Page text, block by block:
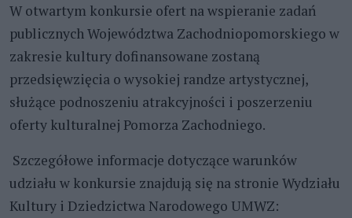
W otwartym konkursie ofert na wspieranie zadań
publicznych Województwa Zachodniopomorskiego w
zakresie kultury dofinansowane zostaną
przedsięwzięcia o wysokiej randze artystycznej,
służące podnoszeniu atrakcyjności i poszerzeniu
oferty kulturalnej Pomorza Zachodniego.
Szczegółowe informacje dotyczące warunków
udziału w konkursie znajdują się na stronie Wydziału
Kultury i Dziedzictwa Narodowego UMWZ: